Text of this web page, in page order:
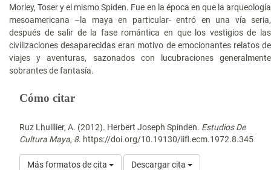
Morley, Toser y el mismo Spiden. Fue en la época en que la arqueología
mesoamericana –la maya en particular- entró en una vía seria,
después de salir de la fase romántica en que los vestigios de las
civilizaciones desaparecidas eran motivo de emocionantes relatos de
viajes y aventuras, sazonados con lucubraciones generalmente
sobrantes de fantasía.
Detalles
artículo
Cómo citar
Ruz Lhuillier, A. (2012). Herbert Joseph Spinden. Estudios De
Cultura Maya, 8. https://doi.org/10.19130/iifl.ecm.1972.8.345
Más formatos de cita Descargar cita